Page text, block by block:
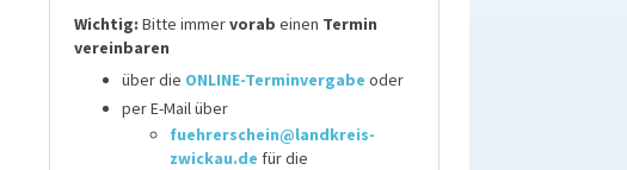
Wichtig:Bitte immervorabeinen Termin
vereinbaren
über die ONLINE-Terminvergabe oder
per E-Mail über
fuehrerschein@landkreis-
zwickau.de für die